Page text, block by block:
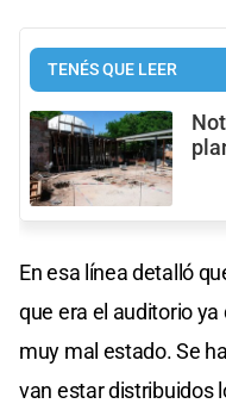
TENÉS QUE LEER
En esa línea detalló
que era el auditorio
muy mal estado. Se
van estar distribuidos